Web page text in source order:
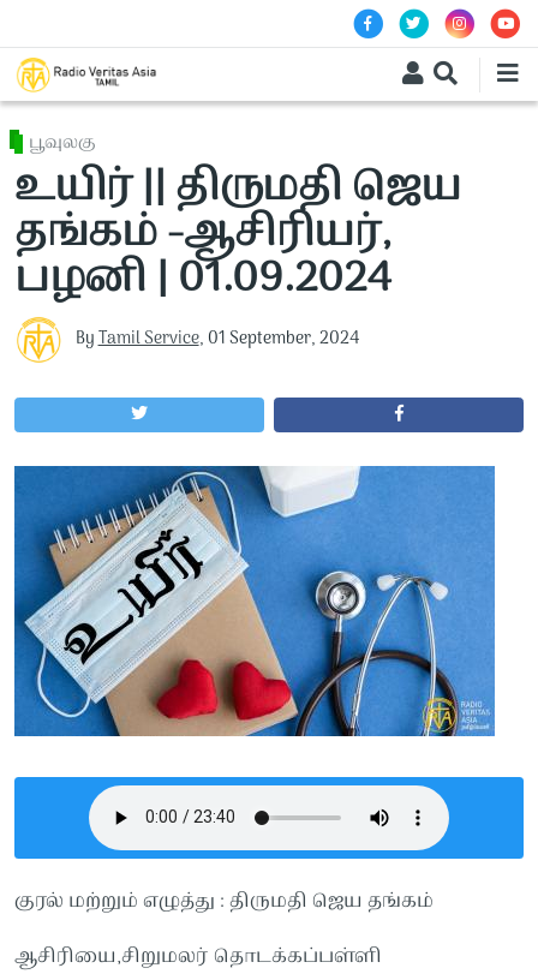
பூவுலகு
உயிர் || திருமதி ஜெய
தங்கம் -ஆசிரியர்,
பழனி | 01.09.2024
ByTamil Service, 01 September, 2024
குரல் மற்றும் எழுத்து : திருமதி ஜெய தங்கம்
ஆசிரியை,சிறுமலர் தொடக்கப்பள்ளி